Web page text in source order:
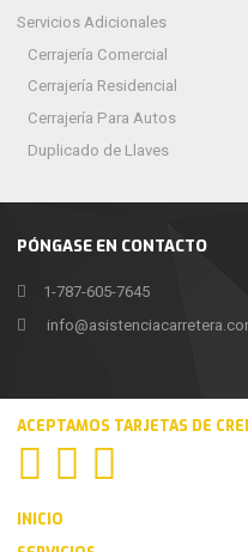
PÓNGASE EN CONTACTO
1-787-605-7645
Servicios Adicionales
Cerrajería Comercial
Cerrajería Residencial
Cerrajería Para Autos
Duplicado de Llaves
ACEPTAMOS TARJETAS DE
INICIO